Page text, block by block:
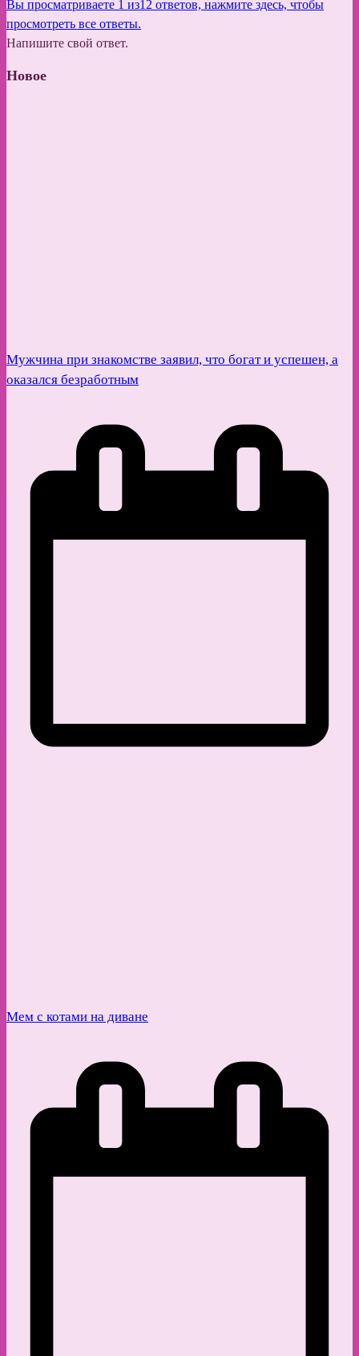
Вы просматриваете 1 из12 ответов, нажмите здесь, чтобы
просмотреть все ответы.
Напишите свой ответ.
Новое
Мужчина при знакомстве заявил, что богат и успешен, а
оказался безработным
Мем с котами на диване